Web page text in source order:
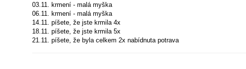
03.11. krmení - malá myška
06.11. krmení - malá myška
14.11. píšete, že jste krmila 4x
18.11. píšete, že jste krmila 5x
21.11. píšete, že byla celkem 2x nabídnuta potrava
Doporučil bych Vám aby jste si takovéto záznamy vedla sama, určitě
kterého jste nabízela potravu ještě 2x. Čili žádný důvod ke